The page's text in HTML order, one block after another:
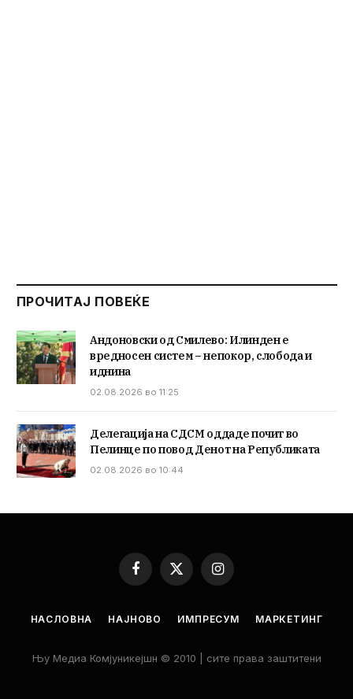
ПРОЧИТАЈ ПОВЕЌЕ
Андоновски од Смилево: Илинден е
вредносен систем – непокор, слобода и
иднина
02.08.2026 во 11:25
Делегација на СДСМ оддаде почит во
Пелинце по повод Денот на Републиката
02.08.2026 во 10:44
Facebook
X
(Twitter)
Instagram
НАСЛОВНА НАЈНОВО ИМПРЕСУМ МАРКЕТИНГ
Њу Медиа Комјуникејшн © 2010 | сите права заштитени